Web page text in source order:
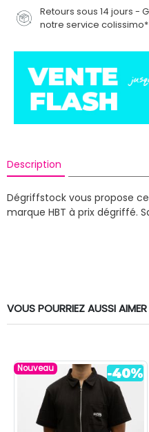
Retours sous 14 jours -
notre service colissimo*
Description
Dégriffstock vous propose
marque HBT à prix dégriffé.
VOUS POURRIEZ AUSSI AIMER
Nouveau